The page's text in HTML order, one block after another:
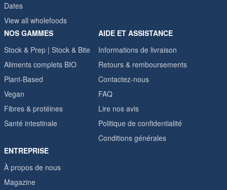
Dates
View all wholefoods
NOS GAMMES
Stock & Prep | Stock & Bite
Aliments complets BIO
Plant-Based
Vegan
Fibres & protéines
Santé intestinale
AIDE ET ASSISTANCE
Informations de livraison
Retours & remboursements
Contactez-nous
FAQ
Lire nos avis
Politique de confidentialité
Conditions générales
ENTREPRISE
À propos de nous
Magazine